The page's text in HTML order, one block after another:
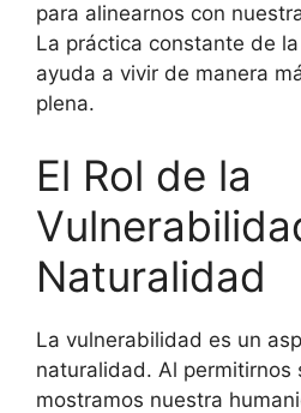
para alinearnos con
La práctica constante de
ayuda a vivir de manera
plena.
El Rol de la
Naturalidad
La vulnerabilidad es un
naturalidad. Al permitirnos
mostramos nuestra